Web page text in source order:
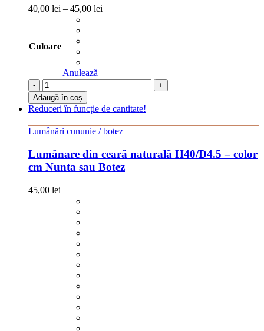
40,00 lei – 45,00 lei
Culoare
Anulează
-
+
Adaugă în coș
Reduceri în funcție de cantitate!
Lumânări cununie / botez
Lumânare din ceară naturală H40/D4.5 – color
cm Nunta sau Botez
45,00 lei